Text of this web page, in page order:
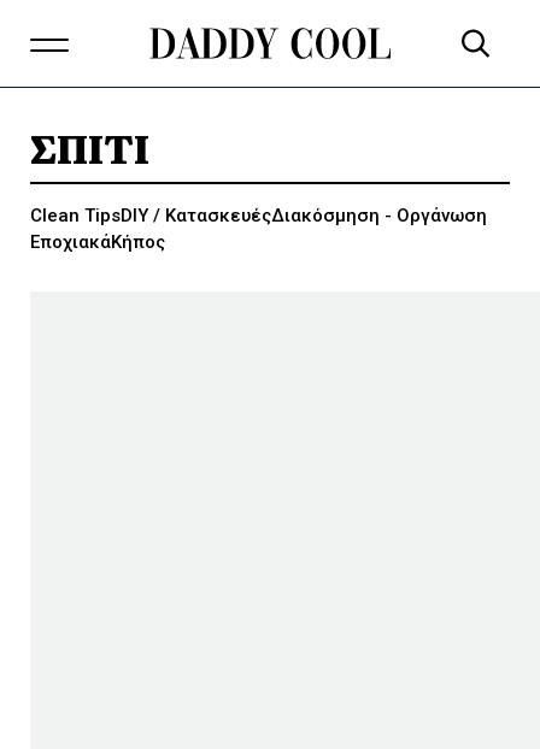
ΣΠΙΤΙ
Clean TipsDIY / ΚατασκευέςΔιακόσμηση - Οργάνωση
ΕποχιακάΚήπος